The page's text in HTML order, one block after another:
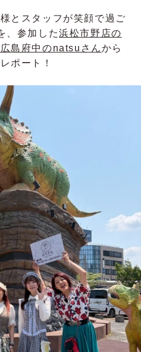
とスタッフが笑顔で過ご
、参加した浜松市野店の
島府中のnatsuさんから
ポート！